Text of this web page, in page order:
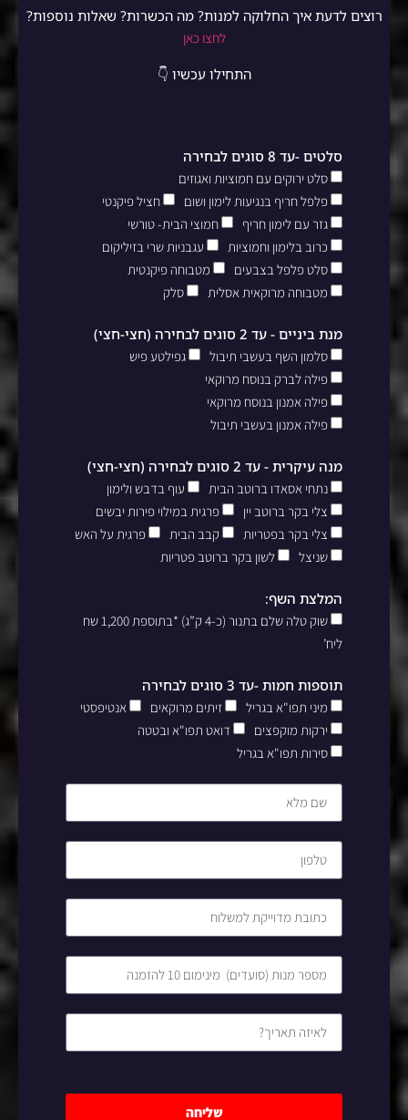
רוצים לדעת איך החלוקה למנות? מה הכשרות? שאלות נוספות?
לחצו כאן
התחילו עכשיו 👇
סלטים -עד 8 סוגים לבחירה
סלט ירוקים עם חמוציות ואגוזים
פלפל חריף בנגיעות לימון ושום
חציל פיקנטי
גזר עם לימון חריף
חמוצי הבית- טורשי
כרוב בלימון וחמוציות
עגבניות שרי בזיליקום
סלט פלפל בצבעים
מטבוחה פיקנטית
מטבוחה מרוקאית אסלית
סלק
מנת ביניים - עד 2 סוגים לבחירה (חצי-חצי)
סלמון השף בעשבי תיבול
גפילטע פיש
פילה לברק בנוסח מרוקאי
פילה אמנון בנוסח מרוקאי
פילה אמנון בעשבי תיבול
מנה עיקרית - עד 2 סוגים לבחירה (חצי-חצי)
נתחי אסאדו ברוטב הבית
עוף בדבש ולימון
צלי בקר ברוטב יין
פרגית במילוי פירות יבשים
צלי בקר בפטריות
קבב הבית
פרגית על האש
שניצל
לשון בקר ברוטב פטריות
המלצת השף:
שוק טלה שלם בתנור (כ-4 ק”ג) *בתוספת 1,200 שח
ליח’
תוספות חמות -עד 3 סוגים לבחירה
מיני תפו"א בגריל זיתים מרוקאים
אנטיפסטי
ירקות מוקפצים
דואט תפו"א ובטטה
סירות תפו"א בגריל
שליחה